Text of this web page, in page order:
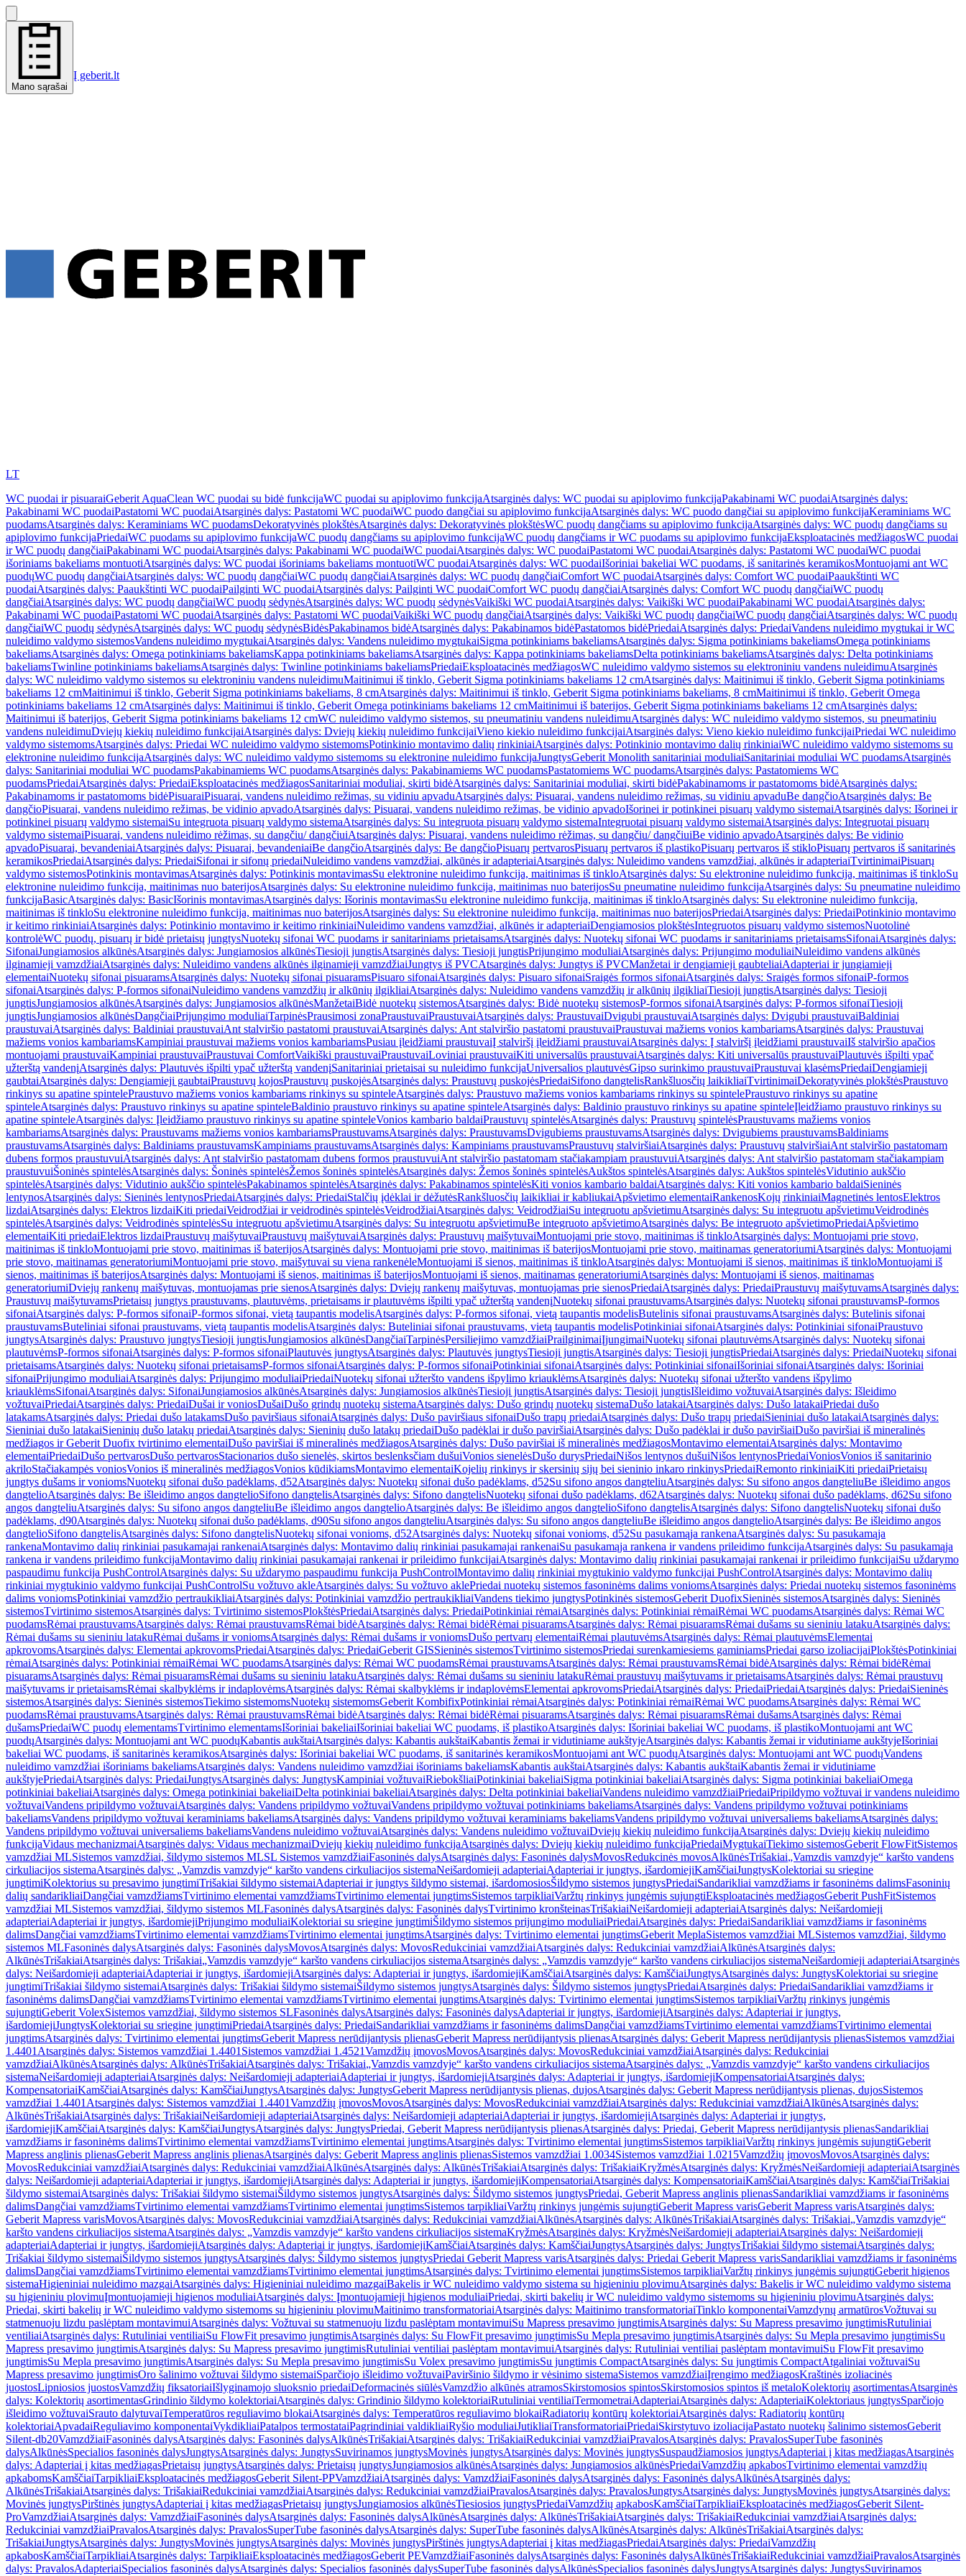
Mano sąrašai
Į geberit.lt
LT
WC puodai ir pisuaraiGeberit AquaClean WC puodai su bidė funkcijaWC puodai su apiplovimo funkcijaAtsarginės dalys: WC puodai su apiplovimo funkcijaPakabinami WC puodaiAtsarginės dalys:
Pakabinami WC puodaiPastatomi WC puodaiAtsarginės dalys: Pastatomi WC puodaiWC puodo dangčiai su apiplovimo funkcijaAtsarginės dalys: WC puodo dangčiai su apiplovimo funkcijaKeraminiams WC
puodamsAtsarginės dalys: Keraminiams WC puodamsDekoratyvinės plokštėsAtsarginės dalys: Dekoratyvinės plokštėsWC puodų dangčiams su apiplovimo funkcijaAtsarginės dalys: WC puodų dangčiams su
apiplovimo funkcijaPriedaiWC puodams su apiplovimo funkcijaWC puodų dangčiams su apiplovimo funkcijaWC puodų dangčiams ir WC puodams su apiplovimo funkcijaEksploatacinės medžiagosWC puodai
ir WC puodų dangčiaiPakabinami WC puodaiAtsarginės dalys: Pakabinami WC puodaiWC puodaiAtsarginės dalys: WC puodaiPastatomi WC puodaiAtsarginės dalys: Pastatomi WC puodaiWC puodai
išoriniams bakeliams montuotiAtsarginės dalys: WC puodai išoriniams bakeliams montuotiWC puodaiAtsarginės dalys: WC puodaiIšoriniai bakeliai WC puodams, iš sanitarinės keramikosMontuojami ant WC
puodųWC puodų dangčiaiAtsarginės dalys: WC puodų dangčiaiWC puodų dangčiaiAtsarginės dalys: WC puodų dangčiaiComfort WC puodaiAtsarginės dalys: Comfort WC puodaiPaaukštinti WC
puodaiAtsarginės dalys: Paaukštinti WC puodaiPailginti WC puodaiAtsarginės dalys: Pailginti WC puodaiComfort WC puodų dangčiaiAtsarginės dalys: Comfort WC puodų dangčiaiWC puodų
dangčiaiAtsarginės dalys: WC puodų dangčiaiWC puodų sėdynėsAtsarginės dalys: WC puodų sėdynėsVaikiški WC puodaiAtsarginės dalys: Vaikiški WC puodaiPakabinami WC puodaiAtsarginės dalys:
Pakabinami WC puodaiPastatomi WC puodaiAtsarginės dalys: Pastatomi WC puodaiVaikiški WC puodų dangčiaiAtsarginės dalys: Vaikiški WC puodų dangčiaiWC puodų dangčiaiAtsarginės dalys: WC puodų
dangčiaiWC puodų sėdynėsAtsarginės dalys: WC puodų sėdynėsBidėsPakabinamos bidėAtsarginės dalys: Pakabinamos bidėPastatomos bidėPriedaiAtsarginės dalys: PriedaiVandens nuleidimo mygtukai ir WC
nuleidimo valdymo sistemosVandens nuleidimo mygtukaiAtsarginės dalys: Vandens nuleidimo mygtukaiSigma potinkiniams bakeliamsAtsarginės dalys: Sigma potinkiniams bakeliamsOmega potinkiniams
bakeliamsAtsarginės dalys: Omega potinkiniams bakeliamsKappa potinkiniams bakeliamsAtsarginės dalys: Kappa potinkiniams bakeliamsDelta potinkiniams bakeliamsAtsarginės dalys: Delta potinkiniams
bakeliamsTwinline potinkiniams bakeliamsAtsarginės dalys: Twinline potinkiniams bakeliamsPriedaiEksploatacinės medžiagosWC nuleidimo valdymo sistemos su elektroniniu vandens nuleidimuAtsarginės
dalys: WC nuleidimo valdymo sistemos su elektroniniu vandens nuleidimuMaitinimui iš tinklo, Geberit Sigma potinkiniams bakeliams 12 cmAtsarginės dalys: Maitinimui iš tinklo, Geberit Sigma potinkiniams
bakeliams 12 cmMaitinimui iš tinklo, Geberit Sigma potinkiniams bakeliams, 8 cmAtsarginės dalys: Maitinimui iš tinklo, Geberit Sigma potinkiniams bakeliams, 8 cmMaitinimui iš tinklo, Geberit Omega
potinkiniams bakeliams 12 cmAtsarginės dalys: Maitinimui iš tinklo, Geberit Omega potinkiniams bakeliams 12 cmMaitinimui iš baterijos, Geberit Sigma potinkiniams bakeliams 12 cmAtsarginės dalys:
Maitinimui iš baterijos, Geberit Sigma potinkiniams bakeliams 12 cmWC nuleidimo valdymo sistemos, su pneumatiniu vandens nuleidimuAtsarginės dalys: WC nuleidimo valdymo sistemos, su pneumatiniu
vandens nuleidimuDviejų kiekių nuleidimo funkcijaiAtsarginės dalys: Dviejų kiekių nuleidimo funkcijaiVieno kiekio nuleidimo funkcijaiAtsarginės dalys: Vieno kiekio nuleidimo funkcijaiPriedai WC nuleidimo
valdymo sistemomsAtsarginės dalys: Priedai WC nuleidimo valdymo sistemomsPotinkinio montavimo dalių rinkiniaiAtsarginės dalys: Potinkinio montavimo dalių rinkiniaiWC nuleidimo valdymo sistemoms su
elektronine nuleidimo funkcijaAtsarginės dalys: WC nuleidimo valdymo sistemoms su elektronine nuleidimo funkcijaJungtysGeberit Monolith sanitariniai moduliaiSanitariniai moduliai WC puodamsAtsarginės
dalys: Sanitariniai moduliai WC puodamsPakabinamiems WC puodamsAtsarginės dalys: Pakabinamiems WC puodamsPastatomiems WC puodamsAtsarginės dalys: Pastatomiems WC
puodamsPriedaiAtsarginės dalys: PriedaiEksploatacinės medžiagosSanitariniai moduliai, skirti bidėAtsarginės dalys: Sanitariniai moduliai, skirti bidėPakabinamoms ir pastatomoms bidėAtsarginės dalys:
Pakabinamoms ir pastatomoms bidėPisuaraiPisuarai, vandens nuleidimo režimas, su vidiniu apvaduAtsarginės dalys: Pisuarai, vandens nuleidimo režimas, su vidiniu apvaduBe dangčioAtsarginės dalys: Be
dangčioPisuarai, vandens nuleidimo režimas, be vidinio apvadoAtsarginės dalys: Pisuarai, vandens nuleidimo režimas, be vidinio apvadoIšorinei ir potinkinei pisuarų valdymo sistemaiAtsarginės dalys: Išorinei ir
potinkinei pisuarų valdymo sistemaiSu integruota pisuarų valdymo sistemaAtsarginės dalys: Su integruota pisuarų valdymo sistemaIntegruotai pisuarų valdymo sistemaiAtsarginės dalys: Integruotai pisuarų
valdymo sistemaiPisuarai, vandens nuleidimo rėžimas, su dangčiu/ dangčiuiAtsarginės dalys: Pisuarai, vandens nuleidimo rėžimas, su dangčiu/ dangčiuiBe vidinio apvadoAtsarginės dalys: Be vidinio
apvadoPisuarai, bevandeniaiAtsarginės dalys: Pisuarai, bevandeniaiBe dangčioAtsarginės dalys: Be dangčioPisuarų pertvarosPisuarų pertvaros iš plastikoPisuarų pertvaros iš stikloPisuarų pertvaros iš sanitarinės
keramikosPriedaiAtsarginės dalys: PriedaiSifonai ir sifonų priedaiNuleidimo vandens vamzdžiai, alkūnės ir adapteriaiAtsarginės dalys: Nuleidimo vandens vamzdžiai, alkūnės ir adapteriaiTvirtinimaiPisuarų
valdymo sistemosPotinkinis montavimasAtsarginės dalys: Potinkinis montavimasSu elektronine nuleidimo funkcija, maitinimas iš tinkloAtsarginės dalys: Su elektronine nuleidimo funkcija, maitinimas iš tinkloSu
elektronine nuleidimo funkcija, maitinimas nuo baterijosAtsarginės dalys: Su elektronine nuleidimo funkcija, maitinimas nuo baterijosSu pneumatine nuleidimo funkcijaAtsarginės dalys: Su pneumatine nuleidimo
funkcijaBasicAtsarginės dalys: BasicIšorinis montavimasAtsarginės dalys: Išorinis montavimasSu elektronine nuleidimo funkcija, maitinimas iš tinkloAtsarginės dalys: Su elektronine nuleidimo funkcija,
maitinimas iš tinkloSu elektronine nuleidimo funkcija, maitinimas nuo baterijosAtsarginės dalys: Su elektronine nuleidimo funkcija, maitinimas nuo baterijosPriedaiAtsarginės dalys: PriedaiPotinkinio montavimo
ir keitimo rinkiniaiAtsarginės dalys: Potinkinio montavimo ir keitimo rinkiniaiNuleidimo vandens vamzdžiai, alkūnės ir adapteriaiDengiamosios plokštėsIntegruotos pisuarų valdymo sistemosNuotolinė
kontrolėWC puodų, pisuarų ir bidė prietaisų jungtysNuotekų sifonai WC puodams ir sanitariniams prietaisamsAtsarginės dalys: Nuotekų sifonai WC puodams ir sanitariniams prietaisamsSifonaiAtsarginės dalys:
SifonaiJungiamosios alkūnėsAtsarginės dalys: Jungiamosios alkūnėsTiesioji jungtisAtsarginės dalys: Tiesioji jungtisPrijungimo moduliaiAtsarginės dalys: Prijungimo moduliaiNuleidimo vandens alkūnės
ilginamieji vamzdžiaiAtsarginės dalys: Nuleidimo vandens alkūnės ilginamieji vamzdžiaiJungtys iš PVCAtsarginės dalys: Jungtys iš PVCManžetai ir dengiamieji gaubteliaiAdapteriai ir jungiamieji
elementaiNuotekų sifonai pisuaramsAtsarginės dalys: Nuotekų sifonai pisuaramsPisuaro sifonaiAtsarginės dalys: Pisuaro sifonaiSraigės formos sifonaiAtsarginės dalys: Sraigės formos sifonaiP-formos
sifonaiAtsarginės dalys: P-formos sifonaiNuleidimo vandens vamzdžių ir alkūnių ilgikliaiAtsarginės dalys: Nuleidimo vandens vamzdžių ir alkūnių ilgikliaiTiesioji jungtisAtsarginės dalys: Tiesioji
jungtisJungiamosios alkūnėsAtsarginės dalys: Jungiamosios alkūnėsManžetaiBidė nuotekų sistemosAtsarginės dalys: Bidė nuotekų sistemosP-formos sifonaiAtsarginės dalys: P-formos sifonaiTiesioji
jungtisJungiamosios alkūnėsDangčiaiPrijungimo moduliaiTarpinėsPrausimosi zonaPraustuvaiPraustuvaiAtsarginės dalys: PraustuvaiDvigubi praustuvaiAtsarginės dalys: Dvigubi praustuvaiBaldiniai
praustuvaiAtsarginės dalys: Baldiniai praustuvaiAnt stalviršio pastatomi praustuvaiAtsarginės dalys: Ant stalviršio pastatomi praustuvaiPraustuvai mažiems vonios kambariamsAtsarginės dalys: Praustuvai
mažiems vonios kambariamsKampiniai praustuvai mažiems vonios kambariamsPusiau įleidžiami praustuvaiĮ stalviršį įleidžiami praustuvaiAtsarginės dalys: Į stalviršį įleidžiami praustuvaiIš stalviršio apačios
montuojami praustuvaiKampiniai praustuvaiPraustuvai ComfortVaikiški praustuvaiPraustuvaiLoviniai praustuvaiKiti universalūs praustuvaiAtsarginės dalys: Kiti universalūs praustuvaiPlautuvės išpilti ypač
užterštą vandenįAtsarginės dalys: Plautuvės išpilti ypač užterštą vandenįSanitariniai prietaisai su nuleidimo funkcijaUniversalios plautuvėsGipso surinkimo praustuvaiPraustuvai klasėmsPriedaiDengiamieji
gaubtaiAtsarginės dalys: Dengiamieji gaubtaiPraustuvų kojosPraustuvų puskojėsAtsarginės dalys: Praustuvų puskojėsPriedaiSifono dangtelisRankšluosčių laikikliaiTvirtinimaiDekoratyvinės plokštėsPraustuvo
rinkinys su apatine spintelePraustuvo mažiems vonios kambariams rinkinys su spinteleAtsarginės dalys: Praustuvo mažiems vonios kambariams rinkinys su spintelePraustuvo rinkinys su apatine
spinteleAtsarginės dalys: Praustuvo rinkinys su apatine spinteleBaldinio praustuvo rinkinys su apatine spinteleAtsarginės dalys: Baldinio praustuvo rinkinys su apatine spinteleĮleidžiamo praustuvo rinkinys su
apatine spinteleAtsarginės dalys: Įleidžiamo praustuvo rinkinys su apatine spinteleVonios kambario baldaiPraustuvų spintelėsAtsarginės dalys: Praustuvų spintelėsPraustuvams mažiems vonios
kambariamsAtsarginės dalys: Praustuvams mažiems vonios kambariamsPraustuvamsAtsarginės dalys: PraustuvamsDvigubiems praustuvamsAtsarginės dalys: Dvigubiems praustuvamsBaldiniams
praustuvamsAtsarginės dalys: Baldiniams praustuvamsKampiniams praustuvamsAtsarginės dalys: Kampiniams praustuvamsPraustuvų stalviršiaiAtsarginės dalys: Praustuvų stalviršiaiAnt stalviršio pastatomam
dubens formos praustuvuiAtsarginės dalys: Ant stalviršio pastatomam dubens formos praustuvuiAnt stalviršio pastatomam stačiakampiam praustuvuiAtsarginės dalys: Ant stalviršio pastatomam stačiakampiam
praustuvuiŠoninės spintelėsAtsarginės dalys: Šoninės spintelėsŽemos šoninės spintelėsAtsarginės dalys: Žemos šoninės spintelėsAukštos spintelėsAtsarginės dalys: Aukštos spintelėsVidutinio aukščio
spintelėsAtsarginės dalys: Vidutinio aukščio spintelėsPakabinamos spintelėsAtsarginės dalys: Pakabinamos spintelėsKiti vonios kambario baldaiAtsarginės dalys: Kiti vonios kambario baldaiSieninės
lentynosAtsarginės dalys: Sieninės lentynosPriedaiAtsarginės dalys: PriedaiStalčių įdėklai ir dėžutėsRankšluosčių laikikliai ir kabliukaiApšvietimo elementaiRankenosKojų rinkiniaiMagnetinės lentosElektros
lizdaiAtsarginės dalys: Elektros lizdaiKiti priedaiVeidrodžiai ir veidrodinės spintelėsVeidrodžiaiAtsarginės dalys: VeidrodžiaiSu integruotu apšvietimuAtsarginės dalys: Su integruotu apšvietimuVeidrodinės
spintelėsAtsarginės dalys: Veidrodinės spintelėsSu integruotu apšvietimuAtsarginės dalys: Su integruotu apšvietimuBe integruoto apšvietimoAtsarginės dalys: Be integruoto apšvietimoPriedaiApšvietimo
elementaiKiti priedaiElektros lizdaiPraustuvų maišytuvaiPraustuvų maišytuvaiAtsarginės dalys: Praustuvų maišytuvaiMontuojami prie stovo, maitinimas iš tinkloAtsarginės dalys: Montuojami prie stovo,
maitinimas iš tinkloMontuojami prie stovo, maitinimas iš baterijosAtsarginės dalys: Montuojami prie stovo, maitinimas iš baterijosMontuojami prie stovo, maitinamas generatoriumiAtsarginės dalys: Montuojami
prie stovo, maitinamas generatoriumiMontuojami prie stovo, maišytuvai su viena rankenėleMontuojami iš sienos, maitinimas iš tinkloAtsarginės dalys: Montuojami iš sienos, maitinimas iš tinkloMontuojami iš
sienos, maitinimas iš baterijosAtsarginės dalys: Montuojami iš sienos, maitinimas iš baterijosMontuojami iš sienos, maitinamas generatoriumiAtsarginės dalys: Montuojami iš sienos, maitinamas
generatoriumiDviejų rankenų maišytuvas, montuojamas prie sienosAtsarginės dalys: Dviejų rankenų maišytuvas, montuojamas prie sienosPriedaiAtsarginės dalys: PriedaiPraustuvų maišytuvamsAtsarginės dalys:
Praustuvų maišytuvamsPrietaisų jungtys praustuvams, plautuvėms, prietaisams ir plautuvėms išpilti ypač užterštą vandenįNuotekų sifonai praustuvamsAtsarginės dalys: Nuotekų sifonai praustuvamsP-formos
sifonaiAtsarginės dalys: P-formos sifonaiP-formos sifonai, vietą taupantis modelisAtsarginės dalys: P-formos sifonai, vietą taupantis modelisButelinis sifonai praustuvamsAtsarginės dalys: Butelinis sifonai
praustuvamsButeliniai sifonai praustuvams, vietą taupantis modelisAtsarginės dalys: Buteliniai sifonai praustuvams, vietą taupantis modelisPotinkiniai sifonaiAtsarginės dalys: Potinkiniai sifonaiPraustuvo
jungtysAtsarginės dalys: Praustuvo jungtysTiesioji jungtisJungiamosios alkūnėsDangčiaiTarpinėsPersiliejimo vamzdžiaiPrailginimaiĮjungimaiNuotekų sifonai plautuvėmsAtsarginės dalys: Nuotekų sifonai
plautuvėmsP-formos sifonaiAtsarginės dalys: P-formos sifonaiPlautuvės jungtysAtsarginės dalys: Plautuvės jungtysTiesioji jungtisAtsarginės dalys: Tiesioji jungtisPriedaiAtsarginės dalys: PriedaiNuotekų sifonai
prietaisamsAtsarginės dalys: Nuotekų sifonai prietaisamsP-formos sifonaiAtsarginės dalys: P-formos sifonaiPotinkiniai sifonaiAtsarginės dalys: Potinkiniai sifonaiIšoriniai sifonaiAtsarginės dalys: Išoriniai
sifonaiPrijungimo moduliaiAtsarginės dalys: Prijungimo moduliaiPriedaiNuotekų sifonai užteršto vandens išpylimo kriauklėmsAtsarginės dalys: Nuotekų sifonai užteršto vandens išpylimo
kriauklėmsSifonaiAtsarginės dalys: SifonaiJungiamosios alkūnėsAtsarginės dalys: Jungiamosios alkūnėsTiesioji jungtisAtsarginės dalys: Tiesioji jungtisIšleidimo vožtuvaiAtsarginės dalys: Išleidimo
vožtuvaiPriedaiAtsarginės dalys: PriedaiDušai ir voniosDušaiDušo grindų nuotekų sistemaAtsarginės dalys: Dušo grindų nuotekų sistemaDušo latakaiAtsarginės dalys: Dušo latakaiPriedai dušo
latakamsAtsarginės dalys: Priedai dušo latakamsDušo paviršiaus sifonaiAtsarginės dalys: Dušo paviršiaus sifonaiDušo trapų priedaiAtsarginės dalys: Dušo trapų priedaiSieniniai dušo latakaiAtsarginės dalys:
Sieniniai dušo latakaiSieninių dušo latakų priedaiAtsarginės dalys: Sieninių dušo latakų priedaiDušo padėklai ir dušo paviršiaiAtsarginės dalys: Dušo padėklai ir dušo paviršiaiDušo paviršiai iš mineralinės
medžiagos ir Geberit Duofix tvirtinimo elementaiDušo paviršiai iš mineralinės medžiagosAtsarginės dalys: Dušo paviršiai iš mineralinės medžiagosMontavimo elementaiAtsarginės dalys: Montavimo
elementaiPriedaiDušo pertvarosDušo pertvarosStacionarios dušo sienelės, skirtos beslenksčiam dušuiVonios sienelėsDušo durysPriedaiNišos lentynos dušuiNišos lentynosPriedaiVoniosVonios iš sanitarinio
akriloStačiakampės voniosVonios iš mineralinės medžiagosVonios kūdikiamsMontavimo elementaiKojelių rinkinys ir skersinių sijų bei sieninio inkaro rinkinysPriedaiRemonto rinkiniaiKiti priedaiPrietaisų
jungtys dušams ir voniomsNuotekų sifonai dušo padėklams, d52Atsarginės dalys: Nuotekų sifonai dušo padėklams, d52Su sifono angos dangteliuAtsarginės dalys: Su sifono angos dangteliuBe išleidimo angos
dangtelioAtsarginės dalys: Be išleidimo angos dangtelioSifono dangtelisAtsarginės dalys: Sifono dangtelisNuotekų sifonai dušo padėklams, d62Atsarginės dalys: Nuotekų sifonai dušo padėklams, d62Su sifono
angos dangteliuAtsarginės dalys: Su sifono angos dangteliuBe išleidimo angos dangtelioAtsarginės dalys: Be išleidimo angos dangtelioSifono dangtelisAtsarginės dalys: Sifono dangtelisNuotekų sifonai dušo
padėklams, d90Atsarginės dalys: Nuotekų sifonai dušo padėklams, d90Su sifono angos dangteliuAtsarginės dalys: Su sifono angos dangteliuBe išleidimo angos dangtelioAtsarginės dalys: Be išleidimo angos
dangtelioSifono dangtelisAtsarginės dalys: Sifono dangtelisNuotekų sifonai vonioms, d52Atsarginės dalys: Nuotekų sifonai vonioms, d52Su pasukamąja rankenaAtsarginės dalys: Su pasukamąja
rankenaMontavimo dalių rinkiniai pasukamajai rankenaiAtsarginės dalys: Montavimo dalių rinkiniai pasukamajai rankenaiSu pasukamąja rankena ir vandens prileidimo funkcijaAtsarginės dalys: Su pasukamąja
rankena ir vandens prileidimo funkcijaMontavimo dalių rinkiniai pasukamajai rankenai ir prileidimo funkcijaiAtsarginės dalys: Montavimo dalių rinkiniai pasukamajai rankenai ir prileidimo funkcijaiSu uždarymo
paspaudimu funkcija PushControlAtsarginės dalys: Su uždarymo paspaudimu funkcija PushControlMontavimo dalių rinkiniai mygtukinio valdymo funkcijai PushControlAtsarginės dalys: Montavimo dalių
rinkiniai mygtukinio valdymo funkcijai PushControlSu vožtuvo akleAtsarginės dalys: Su vožtuvo aklePriedai nuotekų sistemos fasoninėms dalims voniomsAtsarginės dalys: Priedai nuotekų sistemos fasoninėms
dalims voniomsPotinkiniai vamzdžio pertraukikliaiAtsarginės dalys: Potinkiniai vamzdžio pertraukikliaiVandens tiekimo jungtysPotinkinės sistemosGeberit DuofixSieninės sistemosAtsarginės dalys: Sieninės
sistemosTvirtinimo sistemosAtsarginės dalys: Tvirtinimo sistemosPlokštėsPriedaiAtsarginės dalys: PriedaiPotinkiniai rėmaiAtsarginės dalys: Potinkiniai rėmaiRėmai WC puodamsAtsarginės dalys: Rėmai WC
puodamsRėmai praustuvamsAtsarginės dalys: Rėmai praustuvamsRėmai bidėAtsarginės dalys: Rėmai bidėRėmai pisuaramsAtsarginės dalys: Rėmai pisuaramsRėmai dušams su sieniniu latakuAtsarginės dalys:
Rėmai dušams su sieniniu latakuRėmai dušams ir voniomsAtsarginės dalys: Rėmai dušams ir voniomsDušo pertvarų elementaiRėmai plautuvėmsAtsarginės dalys: Rėmai plautuvėmsElementai
apkrovomsAtsarginės dalys: Elementai apkrovomsPriedaiAtsarginės dalys: PriedaiGeberit GISSieninės sistemosTvirtinimo sistemosPriedai surenkamiesiems gaminiamsPriedai garso izoliacijaiPlokštėsPotinkiniai
rėmaiAtsarginės dalys: Potinkiniai rėmaiRėmai WC puodamsAtsarginės dalys: Rėmai WC puodamsRėmai praustuvamsAtsarginės dalys: Rėmai praustuvamsRėmai bidėAtsarginės dalys: Rėmai bidėRėmai
pisuaramsAtsarginės dalys: Rėmai pisuaramsRėmai dušams su sieniniu latakuAtsarginės dalys: Rėmai dušams su sieniniu latakuRėmai praustuvų maišytuvams ir prietaisamsAtsarginės dalys: Rėmai praustuvų
maišytuvams ir prietaisamsRėmai skalbyklėms ir indaplovėmsAtsarginės dalys: Rėmai skalbyklėms ir indaplovėmsElementai apkrovomsPriedaiAtsarginės dalys: PriedaiPriedaiAtsarginės dalys: PriedaiSieninės
sistemosAtsarginės dalys: Sieninės sistemosTiekimo sistemomsNuotekų sistemomsGeberit KombifixPotinkiniai rėmaiAtsarginės dalys: Potinkiniai rėmaiRėmai WC puodamsAtsarginės dalys: Rėmai WC
puodamsRėmai praustuvamsAtsarginės dalys: Rėmai praustuvamsRėmai bidėAtsarginės dalys: Rėmai bidėRėmai pisuaramsAtsarginės dalys: Rėmai pisuaramsRėmai dušamsAtsarginės dalys: Rėmai
dušamsPriedaiWC puodų elementamsTvirtinimo elementamsIšoriniai bakeliaiIšoriniai bakeliai WC puodams, iš plastikoAtsarginės dalys: Išoriniai bakeliai WC puodams, iš plastikoMontuojami ant WC
puodųAtsarginės dalys: Montuojami ant WC puodųKabantis aukštaiAtsarginės dalys: Kabantis aukštaiKabantis žemai ir vidutiniame aukštyjeAtsarginės dalys: Kabantis žemai ir vidutiniame aukštyjeIšoriniai
bakeliai WC puodams, iš sanitarinės keramikosAtsarginės dalys: Išoriniai bakeliai WC puodams, iš sanitarinės keramikosMontuojami ant WC puodųAtsarginės dalys: Montuojami ant WC puodųVandens
nuleidimo vamzdžiai išoriniams bakeliamsAtsarginės dalys: Vandens nuleidimo vamzdžiai išoriniams bakeliamsKabantis aukštaiAtsarginės dalys: Kabantis aukštaiKabantis žemai ir vidutiniame
aukštyjePriedaiAtsarginės dalys: PriedaiJungtysAtsarginės dalys: JungtysKampiniai vožtuvaiRiebokšliaiPotinkiniai bakeliaiSigma potinkiniai bakeliaiAtsarginės dalys: Sigma potinkiniai bakeliaiOmega
potinkiniai bakeliaiAtsarginės dalys: Omega potinkiniai bakeliaiDelta potinkiniai bakeliaiAtsarginės dalys: Delta potinkiniai bakeliaiVandens nuleidimo vamzdžiaiPriedaiPripildymo vožtuvai ir vandens nuleidimo
vožtuvaiVandens pripildymo vožtuvaiAtsarginės dalys: Vandens pripildymo vožtuvaiVandens pripildymo vožtuvai potinkiniams bakeliamsAtsarginės dalys: Vandens pripildymo vožtuvai potinkiniams
bakeliamsVandens pripildymo vožtuvai keraminiams bakeliamsAtsarginės dalys: Vandens pripildymo vožtuvai keraminiams bakeliamsVandens pripildymo vožtuvai universaliems bakeliamsAtsarginės dalys:
Vandens pripildymo vožtuvai universaliems bakeliamsVandens nuleidimo vožtuvaiAtsarginės dalys: Vandens nuleidimo vožtuvaiDviejų kiekių nuleidimo funkcijaAtsarginės dalys: Dviejų kiekių nuleidimo
funkcijaVidaus mechanizmaiAtsarginės dalys: Vidaus mechanizmaiDviejų kiekių nuleidimo funkcijaAtsarginės dalys: Dviejų kiekių nuleidimo funkcijaPriedaiMygtukaiTiekimo sistemosGeberit FlowFitSistemos
vamzdžiai MLSistemos vamzdžiai, šildymo sistemos MLSL Sistemos vamzdžiaiFasoninės dalysAtsarginės dalys: Fasoninės dalysMovosRedukcinės movosAlkūnėsTrišakiai„Vamzdis vamzdyje“ karšto vandens
cirkuliacijos sistemaAtsarginės dalys: „Vamzdis vamzdyje“ karšto vandens cirkuliacijos sistemaNeišardomieji adapteriaiAdapteriai ir jungtys, išardomiejiKamščiaiJungtysKolektoriai su sriegine
jungtimiKolektorius su presavimo jungtimiTrišakiai šildymo sistemaiAdapteriai ir jungtys šildymo sistemai, išardomosiosŠildymo sistemos jungtysPriedaiSandarikliai vamzdžiams ir fasoninėms dalimsFasoninių
dalių sandarikliaiDangčiai vamzdžiamsTvirtinimo elementai vamzdžiamsTvirtinimo elementai jungtimsSistemos tarpikliaiVaržtų rinkinys jungėmis sujungtiEksploatacinės medžiagosGeberit PushFitSistemos
vamzdžiai MLSistemos vamzdžiai, šildymo sistemos MLFasoninės dalysAtsarginės dalys: Fasoninės dalysTvirtinimo kronšteinasTrišakiaiNeišardomieji adapteriaiAtsarginės dalys: Neišardomieji
adapteriaiAdapteriai ir jungtys, išardomiejiPrijungimo moduliaiKolektoriai su sriegine jungtimiŠildymo sistemos prijungimo moduliaiPriedaiAtsarginės dalys: PriedaiSandarikliai vamzdžiams ir fasoninėms
dalimsDangčiai vamzdžiamsTvirtinimo elementai vamzdžiamsTvirtinimo elementai jungtimsAtsarginės dalys: Tvirtinimo elementai jungtimsGeberit MeplaSistemos vamzdžiai MLSistemos vamzdžiai, šildymo
sistemos MLFasoninės dalysAtsarginės dalys: Fasoninės dalysMovosAtsarginės dalys: MovosRedukciniai vamzdžiaiAtsarginės dalys: Redukciniai vamzdžiaiAlkūnėsAtsarginės dalys:
AlkūnėsTrišakiaiAtsarginės dalys: Trišakiai„Vamzdis vamzdyje“ karšto vandens cirkuliacijos sistemaAtsarginės dalys: „Vamzdis vamzdyje“ karšto vandens cirkuliacijos sistemaNeišardomieji adapteriaiAtsarginės
dalys: Neišardomieji adapteriaiAdapteriai ir jungtys, išardomiejiAtsarginės dalys: Adapteriai ir jungtys, išardomiejiKamščiaiAtsarginės dalys: KamščiaiJungtysAtsarginės dalys: JungtysKolektoriai su sriegine
jungtimiTrišakiai šildymo sistemaiAtsarginės dalys: Trišakiai šildymo sistemaiŠildymo sistemos jungtysAtsarginės dalys: Šildymo sistemos jungtysPriedaiAtsarginės dalys: PriedaiSandarikliai vamzdžiams ir
fasoninėms dalimsDangčiai vamzdžiamsTvirtinimo elementai vamzdžiamsTvirtinimo elementai jungtimsAtsarginės dalys: Tvirtinimo elementai jungtimsSistemos tarpikliaiVaržtų rinkinys jungėmis
sujungtiGeberit VolexSistemos vamzdžiai, šildymo sistemos SLFasoninės dalysAtsarginės dalys: Fasoninės dalysAdapteriai ir jungtys, išardomiejiAtsarginės dalys: Adapteriai ir jungtys,
išardomiejiJungtysKolektoriai su sriegine jungtimiPriedaiAtsarginės dalys: PriedaiSandarikliai vamzdžiams ir fasoninėms dalimsDangčiai vamzdžiamsTvirtinimo elementai vamzdžiamsTvirtinimo elementai
jungtimsAtsarginės dalys: Tvirtinimo elementai jungtimsGeberit Mapress nerūdijantysis plienasGeberit Mapress nerūdijantysis plienasAtsarginės dalys: Geberit Mapress nerūdijantysis plienasSistemos vamzdžiai
1.4401 Atsarginės dalys: Sistemos vamzdžiai 1.4401 Sistemos vamzdžiai 1.4521Vamzdžių įmovosMovosAtsarginės dalys: MovosRedukciniai vamzdžiaiAtsarginės dalys: Redukciniai
vamzdžiaiAlkūnėsAtsarginės dalys: AlkūnėsTrišakiaiAtsarginės dalys: Trišakiai„Vamzdis vamzdyje“ karšto vandens cirkuliacijos sistemaAtsarginės dalys: „Vamzdis vamzdyje“ karšto vandens cirkuliacijos
sistemaNeišardomieji adapteriaiAtsarginės dalys: Neišardomieji adapteriaiAdapteriai ir jungtys, išardomiejiAtsarginės dalys: Adapteriai ir jungtys, išardomiejiKompensatoriaiAtsarginės dalys:
KompensatoriaiKamščiaiAtsarginės dalys: KamščiaiJungtysAtsarginės dalys: JungtysGeberit Mapress nerūdijantysis plienas, dujosAtsarginės dalys: Geberit Mapress nerūdijantysis plienas, dujosSistemos
vamzdžiai 1.4401 Atsarginės dalys: Sistemos vamzdžiai 1.4401Vamzdžių įmovosMovosAtsarginės dalys: MovosRedukciniai vamzdžiaiAtsarginės dalys: Redukciniai vamzdžiaiAlkūnėsAtsarginės dalys:
AlkūnėsTrišakiaiAtsarginės dalys: TrišakiaiNeišardomieji adapteriaiAtsarginės dalys: Neišardomieji adapteriaiAdapteriai ir jungtys, išardomiejiAtsarginės dalys: Adapteriai ir jungtys,
išardomiejiKamščiaiAtsarginės dalys: KamščiaiJungtysAtsarginės dalys: JungtysPriedai, Geberit Mapress nerūdijantysis plienasAtsarginės dalys: Priedai, Geberit Mapress nerūdijantysis plienasSandarikliai
vamzdžiams ir fasoninėms dalimsTvirtinimo elementai vamzdžiamsTvirtinimo elementai jungtimsAtsarginės dalys: Tvirtinimo elementai jungtimsSistemos tarpikliaiVaržtų rinkinys jungėmis sujungtiGeberit
Mapress anglinis plienasGeberit Mapress anglinis plienasAtsarginės dalys: Geberit Mapress anglinis plienasSistemos vamzdžiai 1.0034Sistemos vamzdžiai 1.0215Vamzdžių įmovosMovosAtsarginės dalys:
MovosRedukciniai vamzdžiaiAtsarginės dalys: Redukciniai vamzdžiaiAlkūnėsAtsarginės dalys: AlkūnėsTrišakiaiAtsarginės dalys: TrišakiaiKryžmėsAtsarginės dalys: KryžmėsNeišardomieji adapteriaiAtsarginės
dalys: Neišardomieji adapteriaiAdapteriai ir jungtys, išardomiejiAtsarginės dalys: Adapteriai ir jungtys, išardomiejiKompensatoriaiAtsarginės dalys: KompensatoriaiKamščiaiAtsarginės dalys: KamščiaiTrišakiai
šildymo sistemaiAtsarginės dalys: Trišakiai šildymo sistemaiŠildymo sistemos jungtysAtsarginės dalys: Šildymo sistemos jungtysPriedai, Geberit Mapress anglinis plienasSandarikliai vamzdžiams ir fasoninėms
dalimsDangčiai vamzdžiamsTvirtinimo elementai vamzdžiamsTvirtinimo elementai jungtimsSistemos tarpikliaiVaržtų rinkinys jungėmis sujungtiGeberit Mapress varisGeberit Mapress varisAtsarginės dalys:
Geberit Mapress varisMovosAtsarginės dalys: MovosRedukciniai vamzdžiaiAtsarginės dalys: Redukciniai vamzdžiaiAlkūnėsAtsarginės dalys: AlkūnėsTrišakiaiAtsarginės dalys: Trišakiai„Vamzdis vamzdyje“
karšto vandens cirkuliacijos sistemaAtsarginės dalys: „Vamzdis vamzdyje“ karšto vandens cirkuliacijos sistemaKryžmėsAtsarginės dalys: KryžmėsNeišardomieji adapteriaiAtsarginės dalys: Neišardomieji
adapteriaiAdapteriai ir jungtys, išardomiejiAtsarginės dalys: Adapteriai ir jungtys, išardomiejiKamščiaiAtsarginės dalys: KamščiaiJungtysAtsarginės dalys: JungtysTrišakiai šildymo sistemaiAtsarginės dalys:
Trišakiai šildymo sistemaiŠildymo sistemos jungtysAtsarginės dalys: Šildymo sistemos jungtysPriedai Geberit Mapress varisAtsarginės dalys: Priedai Geberit Mapress varisSandarikliai vamzdžiams ir fasoninėms
dalimsDangčiai vamzdžiamsTvirtinimo elementai vamzdžiamsTvirtinimo elementai jungtimsAtsarginės dalys: Tvirtinimo elementai jungtimsSistemos tarpikliaiVaržtų rinkinys jungėmis sujungtiGeberit higienos
sistemaHigieniniai nuleidimo mazgaiAtsarginės dalys: Higieniniai nuleidimo mazgaiBakelis ir WC nuleidimo valdymo sistema su higieniniu plovimuAtsarginės dalys: Bakelis ir WC nuleidimo valdymo sistema
su higieniniu plovimuĮmontuojamieji higienos moduliaiAtsarginės dalys: Įmontuojamieji higienos moduliaiPriedai, skirti bakelių ir WC nuleidimo valdymo sistemoms su higieniniu plovimuAtsarginės dalys:
Priedai, skirti bakelių ir WC nuleidimo valdymo sistemoms su higieniniu plovimuMaitinimo transformatoriaiAtsarginės dalys: Maitinimo transformatoriaiTinklo komponentaiVamzdynų armatūrosVožtuvai su
statmenuoju lizdu paslėptam montavimuiAtsarginės dalys: Vožtuvai su statmenuoju lizdu paslėptam montavimuiSu Mapress presavimo jungtimisAtsarginės dalys: Su Mapress presavimo jungtimisRutuliniai
ventiliaiAtsarginės dalys: Rutuliniai ventiliaiSu FlowFit presavimo jungtimisAtsarginės dalys: Su FlowFit presavimo jungtimisSu Mepla presavimo jungtimisAtsarginės dalys: Su Mepla presavimo jungtimisSu
Mapress presavimo jungtimisAtsarginės dalys: Su Mapress presavimo jungtimisRutuliniai ventiliai paslėptam montavimuiAtsarginės dalys: Rutuliniai ventiliai paslėptam montavimuiSu FlowFit presavimo
jungtimisSu Mepla presavimo jungtimisAtsarginės dalys: Su Mepla presavimo jungtimisSu Volex presavimo jungtimisSu jungtimis CompactAtsarginės dalys: Su jungtimis CompactAtgaliniai vožtuvaiSu
Mapress presavimo jungtimisOro šalinimo vožtuvai šildymo sistemaiSparčiojo išleidimo vožtuvaiPaviršinio šildymo ir vėsinimo sistemaSistemos vamzdžiaiĮrengimo medžiagosKraštinės izoliacinės
juostosLipniosios juostosVamzdžių fiksatoriaiIšlyginamojo sluoksnio priedaiDeformacinės siūlėsVamzdžio alkūnės atramosSkirstomosios spintosSkirstomosios spintos iš metaloKolektorių asortimentasAtsarginės
dalys: Kolektorių asortimentasGrindinio šildymo kolektoriaiAtsarginės dalys: Grindinio šildymo kolektoriaiRutuliniai ventiliaiTermometraiAdapteriaiAtsarginės dalys: AdapteriaiKolektoriaus jungtysSparčiojo
išleidimo vožtuvaiSrauto dalytuvaiTemperatūros reguliavimo blokaiAtsarginės dalys: Temperatūros reguliavimo blokaiRadiatorių kontūrų kolektoriaiAtsarginės dalys: Radiatorių kontūrų
kolektoriaiApvadaiReguliavimo komponentaiVykdikliaiPatalpos termostataiPagrindiniai valdikliaiRyšio moduliaiJutikliaiTransformatoriaiPriedaiSkirstytuvo izoliacijaPastato nuotekų šalinimo sistemosGeberit
Silent-db20VamzdžiaiFasoninės dalysAtsarginės dalys: Fasoninės dalysAlkūnėsTrišakiaiAtsarginės dalys: TrišakiaiRedukciniai vamzdžiaiPravalosAtsarginės dalys: PravalosSuperTube fasoninės
dalysAlkūnėsSpecialios fasoninės dalysJungtysAtsarginės dalys: JungtysSuvirinamos jungtysMovinės jungtysAtsarginės dalys: Movinės jungtysSuspaudžiamosios jungtysAdapteriai į kitas medžiagasAtsarginės
dalys: Adapteriai į kitas medžiagasPrietaisų jungtysAtsarginės dalys: Prietaisų jungtysJungiamosios alkūnėsAtsarginės dalys: Jungiamosios alkūnėsPriedaiVamzdžių apkabosTvirtinimo elementai vamzdžių
apkabomsKamščiaiTarpikliaiEksploatacinės medžiagosGeberit Silent-PPVamzdžiaiAtsarginės dalys: VamzdžiaiFasoninės dalysAtsarginės dalys: Fasoninės dalysAlkūnėsAtsarginės dalys:
AlkūnėsTrišakiaiAtsarginės dalys: TrišakiaiRedukciniai vamzdžiaiAtsarginės dalys: Redukciniai vamzdžiaiPravalosAtsarginės dalys: PravalosJungtysAtsarginės dalys: JungtysMovinės jungtysAtsarginės dalys:
Movinės jungtysPirštinės jungtysAdapteriai į kitas medžiagasPrietaisų jungtysJungiamosios alkūnėsTiesiosios jungtysPriedaiVamzdžių apkabosKamščiaiTarpikliaiEksploatacinės medžiagosGeberit Silent-
ProVamzdžiaiAtsarginės dalys: VamzdžiaiFasoninės dalysAtsarginės dalys: Fasoninės dalysAlkūnėsAtsarginės dalys: AlkūnėsTrišakiaiAtsarginės dalys: TrišakiaiRedukciniai vamzdžiaiAtsarginės dalys:
Redukciniai vamzdžiaiPravalosAtsarginės dalys: PravalosSuperTube fasoninės dalysAtsarginės dalys: SuperTube fasoninės dalysAlkūnėsAtsarginės dalys: AlkūnėsTrišakiaiAtsarginės dalys:
TrišakiaiJungtysAtsarginės dalys: JungtysMovinės jungtysAtsarginės dalys: Movinės jungtysPirštinės jungtysAdapteriai į kitas medžiagasPriedaiAtsarginės dalys: PriedaiVamzdžių
apkabosKamščiaiTarpikliaiAtsarginės dalys: TarpikliaiEksploatacinės medžiagosGeberit PEVamzdžiaiFasoninės dalysAtsarginės dalys: Fasoninės dalysAlkūnėsTrišakiaiRedukciniai vamzdžiaiPravalosAtsarginės
dalys: PravalosAdapteriaiSpecialios fasoninės dalysAtsarginės dalys: Specialios fasoninės dalysSuperTube fasoninės dalysAlkūnėsSpecialios fasoninės dalysJungtysAtsarginės dalys: JungtysSuvirinamos